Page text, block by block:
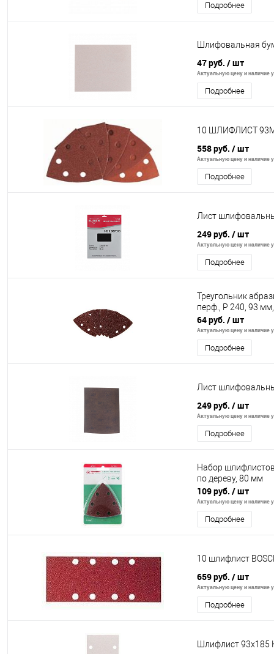
Подробнее
Шлифовальная
47 руб. / шт
Актуальную цену и наличие
Подробнее
10 ШЛИФЛИСТ 93ММ
558 руб. / шт
Актуальную цену и наличие
Подробнее
Лист
249 руб. / шт
Актуальную цену и наличие
Подробнее
Треугольник
перф., P 240, 93
64 руб. / шт
Актуальную цену и наличие
Подробнее
Лист
249 руб. / шт
Актуальную цену и наличие
Подробнее
Набор
по дереву, 80 мм
109 руб. / шт
Актуальную цену и наличие
Подробнее
10 шлифлист
659 руб. / шт
Актуальную цену и наличие
Подробнее
Шлифлист 93х185